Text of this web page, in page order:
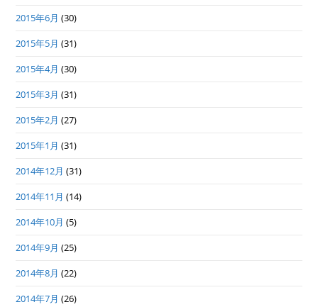
2015年6月 (30)
2015年5月 (31)
2015年4月 (30)
2015年3月 (31)
2015年2月 (27)
2015年1月 (31)
2014年12月 (31)
2014年11月 (14)
2014年10月 (5)
2014年9月 (25)
2014年8月 (22)
2014年7月 (26)